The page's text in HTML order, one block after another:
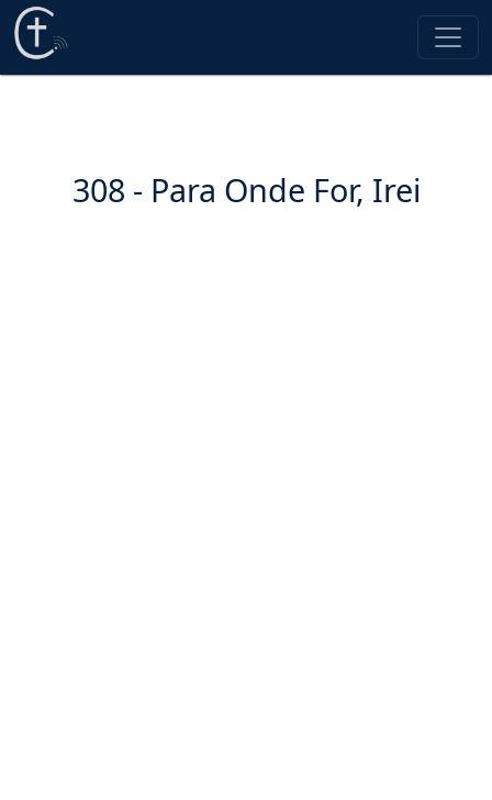
308 - Para Onde For, Irei